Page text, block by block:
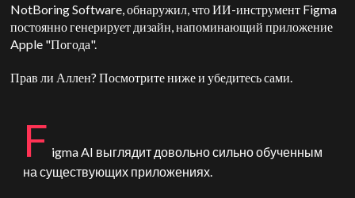
NotBoring Software, обнаружил, что ИИ-инструмент Figma
постоянно генерирует дизайн, напоминающий приложение
Apple "Погода".
Прав ли Аллен? Посмотрите ниже и убедитесь сами.
F igma AI выглядит довольно сильно обученным
на существующих приложениях.